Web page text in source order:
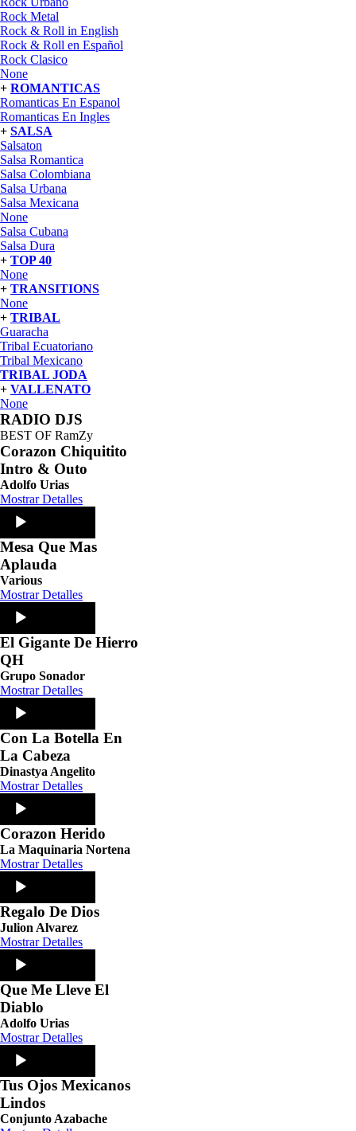
Rock Metal
Rock & Roll in English
Rock & Roll en Español
Rock Clasico
None
+ ROMANTICAS
Romanticas En Espanol
Romanticas En Ingles
+ SALSA
Salsaton
Salsa Romantica
Salsa Colombiana
Salsa Urbana
Salsa Mexicana
None
Salsa Cubana
Salsa Dura
+ TOP 40
None
+ TRANSITIONS
None
+ TRIBAL
Guaracha
Tribal Ecuatoriano
Tribal Mexicano
TRIBAL JODA
+ VALLENATO
None
RADIO DJS
BEST OF RamZy
Corazon Chiquitito
Intro & Outo
Adolfo Urias
Mostrar Detalles
Audio
Player
Mesa Que Mas
Aplauda
Various
Mostrar Detalles
Audio
Player
El Gigante De Hierro
QH
Grupo Sonador
Mostrar Detalles
Audio
Player
Con La Botella En
La Cabeza
Dinastya Angelito
Mostrar Detalles
Audio
Player
Corazon Herido
La Maquinaria Nortena
Mostrar Detalles
Audio
Player
Regalo De Dios
Julion Alvarez
Mostrar Detalles
Audio
Player
Que Me Lleve El
Diablo
Adolfo Urias
Mostrar Detalles
Audio
Player
Tus Ojos Mexicanos
Lindos
Conjunto Azabache